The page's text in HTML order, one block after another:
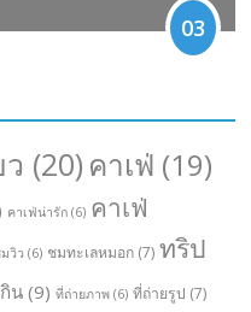
03
(20) คาเฟ่ (19)
คาเฟ่น่ารัก (6) คาเฟ่
วิว (6) ชมทะเลหมอก (7) ทริป
น (9) ที่ถ่ายภาพ (6) ที่ถ่ายรูป (7)